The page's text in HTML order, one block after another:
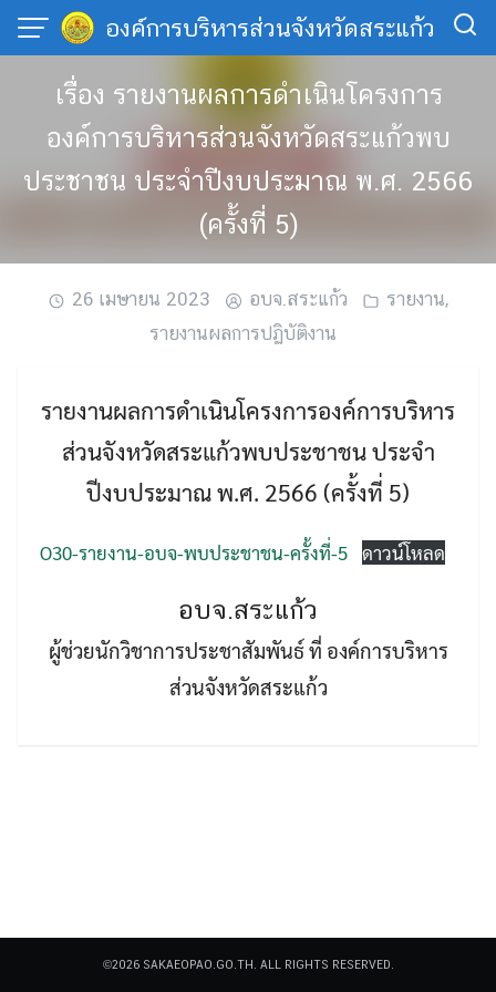
Skip
องค์การบริหารส่วนจังหวัดสระแก้ว
Search
Search
เรื่อง รายงานผลการดำเนินโครงการ
องค์การบริหารส่วนจังหวัดสระแก้วพบ
ประชาชน ประจำปีงบประมาณ พ.ศ. 2566
(ครั้งที่ 5)
26 เมษายน 2023 อบจ.สระแก้ว รายงาน,
รายงานผลการปฏิบัติงาน
รายงานผลการดำเนินโครงการองค์การบริหาร
ส่วนจังหวัดสระแก้วพบประชาชน ประจำ
ปีงบประมาณ พ.ศ. 2566 (ครั้งที่ 5)
O30-รายงาน-อบจ-พบประชาชน-ครั้งที่-5 ดาวน์โหลด
อบจ.สระแก้ว
ผู้ช่วยนักวิชาการประชาสัมพันธ์ ที่ องค์การบริหาร
ส่วนจังหวัดสระแก้ว
©2026 SAKAEOPAO.GO.TH. ALL RIGHTS RESERVED.